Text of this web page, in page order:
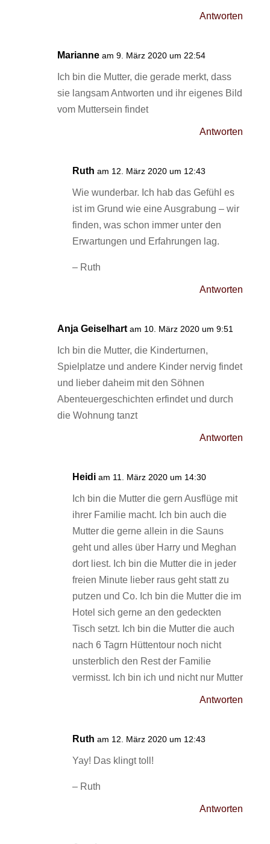
Antworten
Marianne am 9. März 2020 um 22:54
Ich bin die Mutter, die gerade merkt, dass
sie langsam Antworten und ihr eigenes Bild
vom Muttersein findet
Antworten
Ruth am 12. März 2020 um 12:43
Wie wunderbar. Ich hab das Gefühl es
ist im Grund wie eine Ausgrabung – wir
finden, was schon immer unter den
Erwartungen und Erfahrungen lag.
– Ruth
Antworten
Anja Geiselhart am 10. März 2020 um 9:51
Ich bin die Mutter, die Kinderturnen,
Spielplatze und andere Kinder nervig findet
und lieber daheim mit den Söhnen
Abenteuergeschichten erfindet und durch
die Wohnung tanzt
Antworten
Heidi am 11. März 2020 um 14:30
Ich bin die Mutter die gern Ausflüge mit
ihrer Familie macht. Ich bin auch die
Mutter die gerne allein in die Sauns
geht und alles über Harry und Meghan
dort liest. Ich bin die Mutter die in jeder
freien Minute lieber raus geht statt zu
putzen und Co. Ich bin die Mutter die im
Hotel sich gerne an den gedeckten
Tisch setzt. Ich bin die Mutter die auch
nach 6 Tagrn Hüttentour noch nicht
unsterblich den Rest der Familie
vermisst. Ich bin ich und nicht nur Mutter
Antworten
Ruth am 12. März 2020 um 12:43
Yay! Das klingt toll!
– Ruth
Antworten